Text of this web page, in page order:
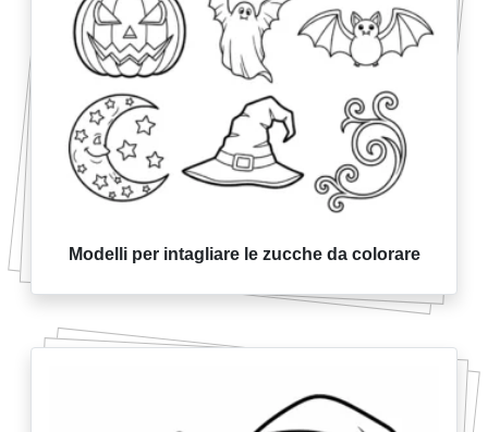
Modelli per intagliare le zucche da colorare